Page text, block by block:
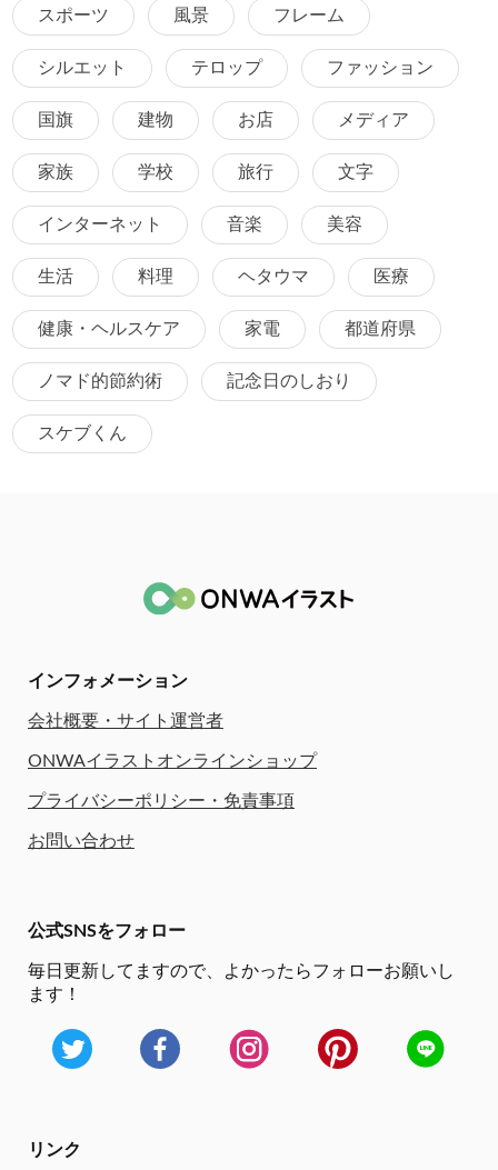
スポーツ 風景 フレーム
シルエット テロップ ファッション
国旗 建物 お店 メディア
家族 学校 旅行 文字
インターネット 音楽 美容
生活 料理 ヘタウマ 医療
健康・ヘルスケア 家電 都道府県
ノマド的節約術 記念日のしおり
スケブくん
インフォメーション
会社概要・サイト運営者
ONWAイラストオンラインショップ
プライバシーポリシー・免責事項
お問い合わせ
公式SNSをフォロー
毎日更新してますので、
よかったらフォローお願いし
ます！
リンク